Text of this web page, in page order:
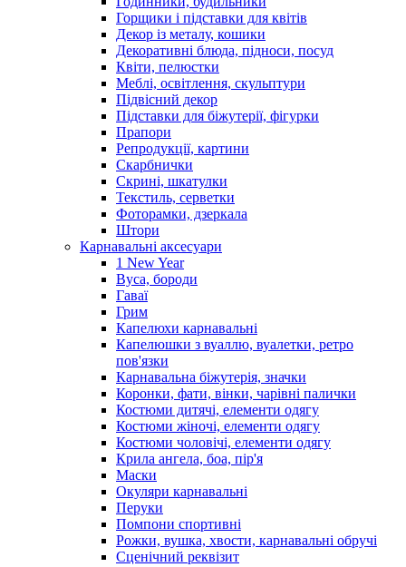
Горщики і підставки для квітів
Декор із металу, кошики
Декоративні блюда, підноси, посуд
Квіти, пелюстки
Меблі, освітлення, скульптури
Підвісний декор
Підставки для біжутерії, фігурки
Прапори
Репродукції, картини
Скарбнички
Скрині, шкатулки
Текстиль, серветки
Фоторамки, дзеркала
Штори
Карнавальні аксесуари
1 New Year
Вуса, бороди
Гаваї
Грим
Капелюхи карнавальні
Капелюшки з вуаллю, вуалетки, ретро
пов'язки
Карнавальна біжутерія, значки
Коронки, фати, вінки, чарівні палички
Костюми дитячі, елементи одягу
Костюми жіночі, елементи одягу
Костюми чоловічі, елементи одягу
Крила ангела, боа, пір'я
Маски
Окуляри карнавальні
Перуки
Помпони спортивні
Рожки, вушка, хвости, карнавальні обручі
Сценічний реквізит